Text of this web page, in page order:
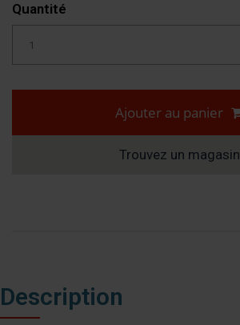
Quantité
Ajouter au panier
Trouvez un magasin
Description